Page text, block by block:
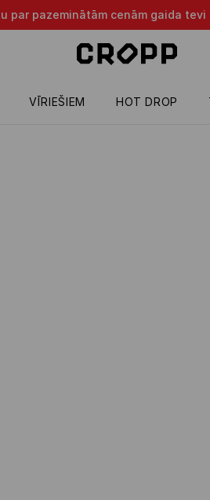
par pazeminātām cenām gaida
VĪRIEŠIEM HOT DROP